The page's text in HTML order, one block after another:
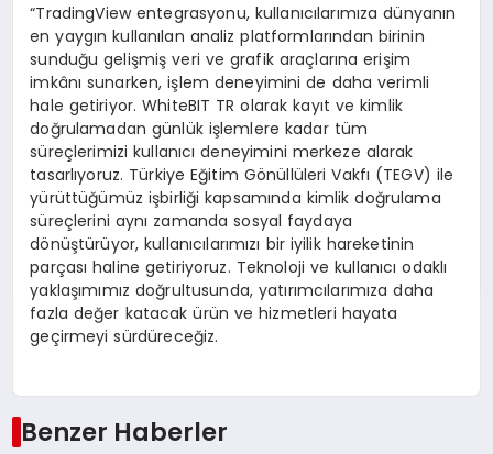
“TradingView entegrasyonu, kullanıcılarımıza dünyanın
en yaygın kullanılan analiz platformlarından birinin
sunduğu gelişmiş veri ve grafik araçlarına erişim
imkânı sunarken, işlem deneyimini de daha verimli
hale getiriyor. WhiteBIT TR olarak kayıt ve kimlik
doğrulamadan günlük işlemlere kadar tüm
süreçlerimizi kullanıcı deneyimini merkeze alarak
tasarlıyoruz. Türkiye Eğitim Gönüllüleri Vakfı (TEGV) ile
yürüttüğümüz işbirliği kapsamında kimlik doğrulama
süreçlerini aynı zamanda sosyal faydaya
dönüştürüyor, kullanıcılarımızı bir iyilik hareketinin
parçası haline getiriyoruz. Teknoloji ve kullanıcı odaklı
yaklaşımımız doğrultusunda, yatırımcılarımıza daha
fazla değer katacak ürün ve hizmetleri hayata
geçirmeyi sürdüreceğiz.
Benzer Haberler